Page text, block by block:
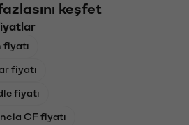
keşfet
fiyatı
fiyatı
fiyatı
CF fiyatı